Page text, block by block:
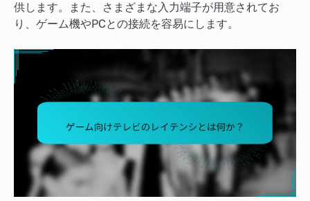
供します。また、さまざまな入力端子が用意されてお
り、ゲーム機やPCとの接続を容易にします。